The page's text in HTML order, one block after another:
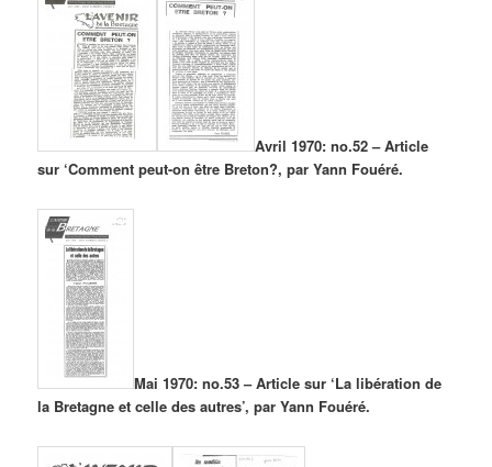
Avril 1970: no.52 – Article
sur ‘Comment peut-on être Breton?, par Yann Fouéré.
Mai 1970: no.53 – Article sur ‘La libération de
la Bretagne et celle des autres’, par Yann Fouéré.